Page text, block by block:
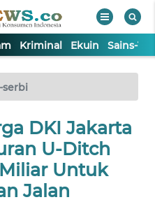
Kriminal Ekuin Sains-
serbi
DKI Jakarta
U-Ditch
Untuk
Jalan